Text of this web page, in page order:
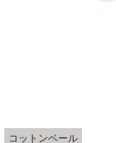
コットンベール